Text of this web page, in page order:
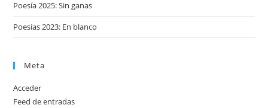
Poesía 2025: Sin ganas
Poesías 2023: En blanco
Meta
Acceder
Feed de entradas